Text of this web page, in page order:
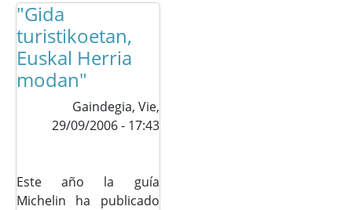
"Gida
turistikoetan,
Euskal Herria
modan"
Gaindegia, Vie,
29/09/2006 - 17:43
Este año la guía
Michelin ha publicado